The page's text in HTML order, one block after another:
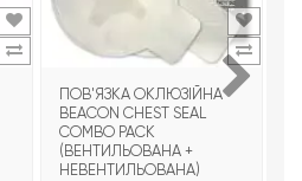
ПОВ'ЯЗКА ОКЛЮЗІЙНА
BEACON CHEST SEAL
COMBO PACK
(ВЕНТИЛЬОВАНА +
НЕВЕНТИЛЬОВАНА)